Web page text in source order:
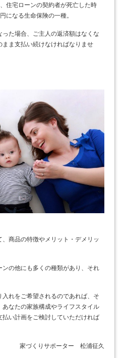
住宅ローンの契約者が死亡した時
になる生命保険の一種。
た場合、ご主人の返済額はなくな
まま支払い続けなければなりませ
商品の特徴やメリット・デメリッ
の他にも多くの種類があり、それ
れをご希望されるのであれば、そ
なたの家族構成やライフスタイル
い計画をご検討していただければ
家づくりサポーター 松浦征久